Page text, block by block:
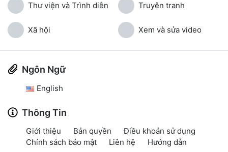
Thư viện và Trình diễn Truyện tranh
Xã hội Xem và sửa video
Ngôn Ngữ
English
Thông Tin
Giới thiệu Bản quyền
Điều khoản sử dụng
Chính sách bảo mật
Liên hệ Hướng dẫn